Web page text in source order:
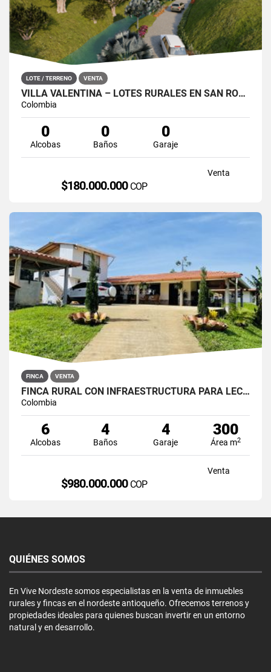
LOTE / TERRENO VENTA
VILLA VALENTINA – LOTES RURALES EN SAN ROQUE, ANTIOQUIA
Colombia
0
Alcobas
0
Baños
0
Garaje
Venta
$180.000.000 COP
FINCA VENTA
FINCA RURAL CON INFRAESTRUCTURA PARA LECHERÍA EN SAN ROQUE, ANTIOQUIA
Colombia
6
Alcobas
4
Baños
4
Garaje
300
Área m2
Venta
$980.000.000 COP
QUIÉNES SOMOS
En Vive Nordeste somos especialistas en la venta de inmuebles
rurales y fincas en el nordeste antioqueño. Ofrecemos terrenos y
propiedades ideales para quienes buscan invertir en un entorno
natural y en desarrollo.